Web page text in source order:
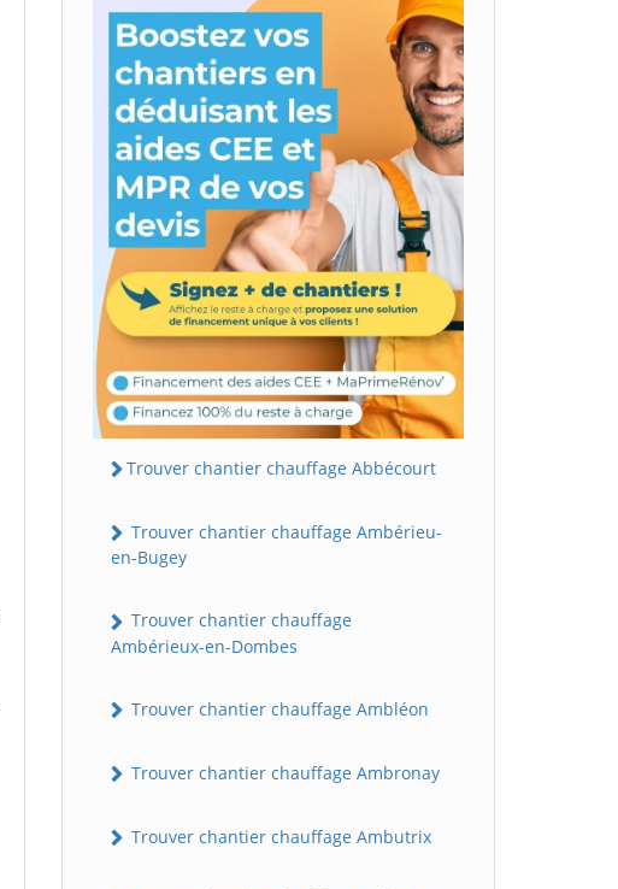
Trouver chantier chauffage Abbécourt
Trouver chantier chauffage Ambérieu-
en-Bugey
Trouver chantier chauffage
Ambérieux-en-Dombes
Trouver chantier chauffage Ambléon
Trouver chantier chauffage Ambronay
Trouver chantier chauffage Ambutrix